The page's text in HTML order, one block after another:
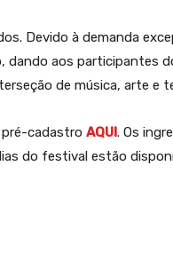
Devido à demanda
dando aos participantes
de música, arte e
cadastro AQUI. Os
do festival estão